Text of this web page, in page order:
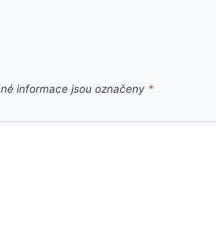
informace jsou označeny *